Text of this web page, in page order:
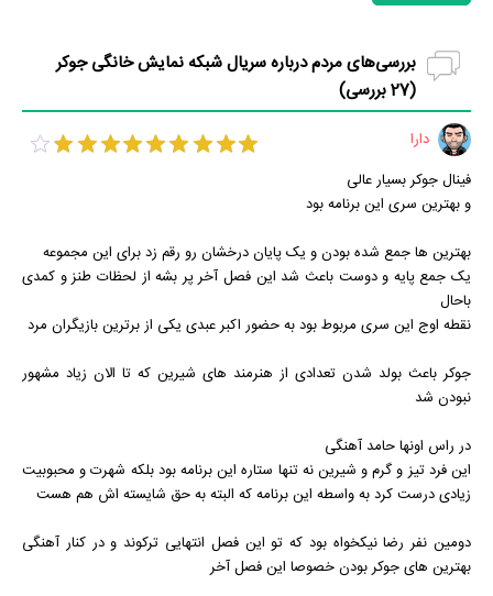
بررسی‌های مردم درباره سریال شبکه نمایش خانگی جوکر
(
27بررسی)
دارا
فینال جوکر بسیار عالی
و بهترین سری این برنامه بود
بهترین ها جمع شده بودن و یک پایان درخشان رو رقم زد برای این مجموعه
یک جمع پایه و دوست باعث شد این فصل آخر پر بشه از لحظات طنز و کمدی
باحال
نقطه اوج این سری مربوط بود به حضور اکبر عبدی یکی از برترین بازیگران مرد
جوکر باعث بولد شدن تعدادی از هنرمند های شیرین که تا الان زیاد مشهور
نبودن شد
در راس اونها حامد آهنگی
این فرد تیز و گرم و شیرین نه تنها ستاره این برنامه بود بلکه شهرت و محبوبیت
زیادی درست کرد به واسطه این برنامه که البته به حق شایسته اش هم هست
دومین نفر رضا نیکخواه بود که تو این فصل انتهایی ترکوند و در کنار آهنگی
بهترین های جوکر بودن خصوصا این فصل آخر